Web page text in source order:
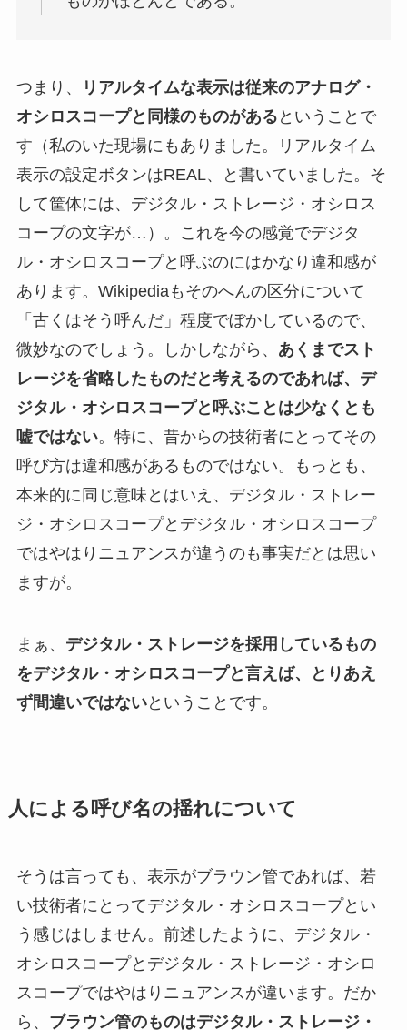
つまり、
リアルタイムな表示は従来のアナログ・
オシロスコープと同様のものがある ということで
す（私のいた現場にもありました。リアルタイム
表示の設定ボタンはREAL、と書いていました。そ
して筐体には、デジタル・ストレージ・オシロス
コープの文字が…）。これを今の感覚でデジタ
ル・オシロスコープと呼ぶのにはかなり違和感が
あります。Wikipediaもそのへんの区分について
「古くはそう呼んだ」程度でぼかしているので、
微妙なのでしょう。しかしながら、 あくまでスト
レージを省略したものだと考えるのであれば、デ
ジタル・オシロスコープと呼ぶことは少なくとも
嘘ではない。特に、昔からの技術者にとってその
呼び方は違和感があるものではない。もっとも、
本来的に同じ意味とはいえ、デジタル・ストレー
ジ・オシロスコープとデジタル・オシロスコープ
ではやはりニュアンスが違うのも事実だとは思い
ますが。
まぁ、 デジタル・ストレージを採用しているもの
をデジタル・オシロスコープと言えば、とりあえ
ず間違いではないということです。
人による呼び名の揺れについて
そうは言っても、表示がブラウン管であれば、若
い技術者にとってデジタル・オシロスコープとい
う感じはしません。前述したように、デジタル・
オシロスコープとデジタル・ストレージ・オシロ
スコープではやはりニュアンスが違います。だか
ら、 ブラウン管のものはデジタル・ストレージ・